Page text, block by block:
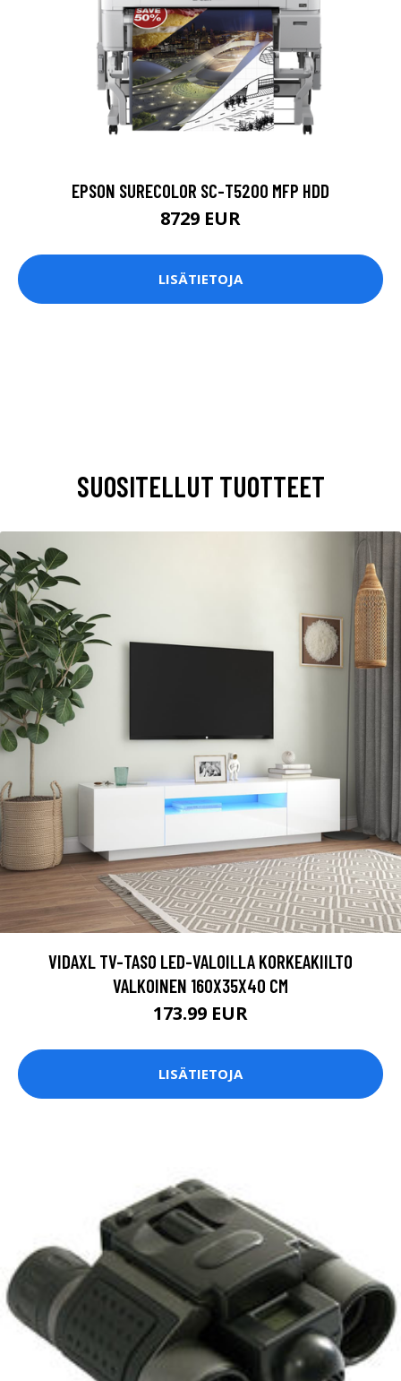
EPSON SURECOLOR SC-T5200 MFP HDD
8729 EUR
LISÄTIETOJA
SUOSITELLUT TUOTTEET
VIDAXL TV-TASO LED-VALOILLA KORKEAKIILTO
VALKOINEN 160X35X40 CM
173.99 EUR
LISÄTIETOJA